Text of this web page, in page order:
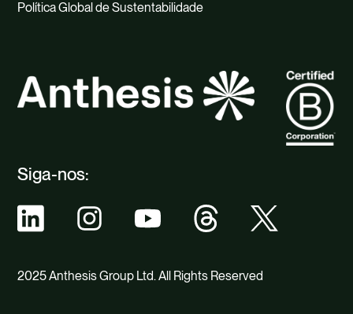
Siga-nos:
2025 Anthesis Group Ltd. All Rights Reserved
Política Global de Sustentabilidade